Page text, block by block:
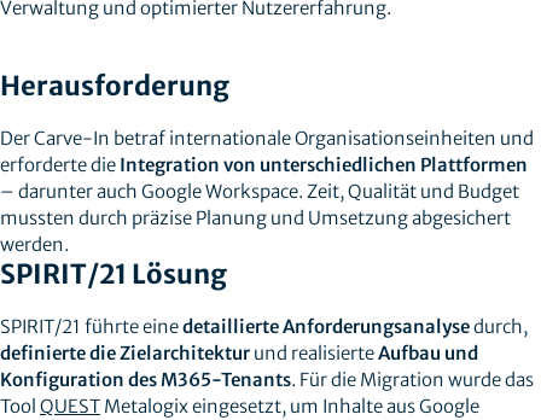
Verwaltung und optimierter Nutzererfahrung.
Herausforderung
Der Carve-In betraf internationale Organisationseinheiten und
erforderte die Integration von unterschiedlichen Plattformen
– darunter auch Google Workspace. Zeit, Qualität und Budget
mussten durch präzise Planung und Umsetzung abgesichert
werden.
SPIRIT/21 Lösung
SPIRIT/21 führte einedetaillierte Anforderungsanalysedurch,
definierte die Zielarchitektur und realisierteAufbau und
Konfiguration des M365-Tenants. Für die Migration wurde das
Tool QUEST Metalogix eingesetzt, um Inhalte aus Google